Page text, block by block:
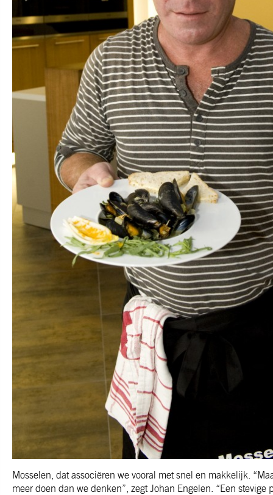
Mosselen, dat associëren we vooral met snel en makkelijk.
meer doen dan we denken”, zegt Johan Engelen. “Een stevige